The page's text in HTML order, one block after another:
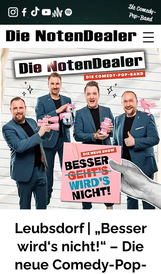
Die Comedy-
Pop-Band
Leubsdorf | „Besser
wird‘s nicht!“ – Die
neue Comedy-Pop-